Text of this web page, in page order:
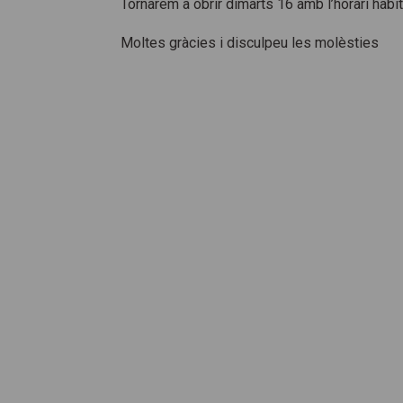
Tornarem a obrir dimarts 16 amb l’horari
Moltes gràcies i disculpeu les molèsties